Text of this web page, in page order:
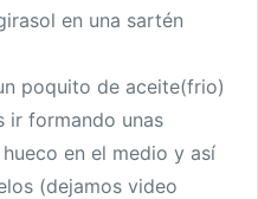
en una sartén
poquito de aceite(frio)
ir formando unas
en el medio y así
(dejamos video